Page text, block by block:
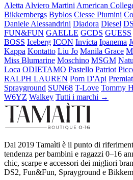
Aletta Alviero Martini American
Bikkembergs Byblos Ciesse Piumini
Daniele Alessandrini Diadora Diesel
FUN&FUN GAELLE GCDS GUESS
BOSS Iceberg ICON Invicta Ipanema
Kappa Kontatto Liu Jo Manila Grace
Miss Blumarine Moschino MSGM
Loca ODIETAMO Pastello Patriot
RALPH LAUREN Pom D'Api
Sprayground SUN68 T-Love Tommy
W6YZ Walkey Tutti i marchi →
Dal 2019 Tamaìti è il punto di
tendenza per bambini e ragazzi 0–16
chic, scarpe e accessori dei migliori
DS2, Fun&Fun, Sprayground e